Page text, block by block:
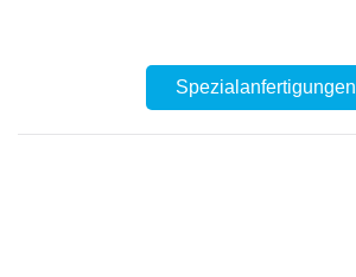
Spezialanfertigungen